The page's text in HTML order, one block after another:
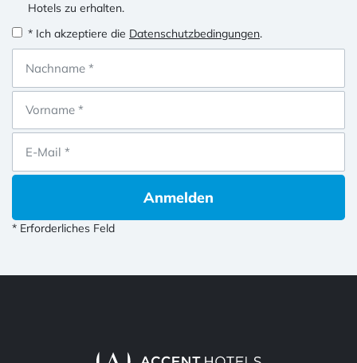
Hotels zu erhalten.
* Ich akzeptiere die Datenschutzbedingungen.
Anmelden
* Erforderliches Feld